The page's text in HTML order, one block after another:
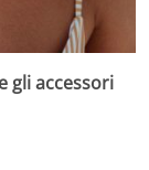
gli accessori